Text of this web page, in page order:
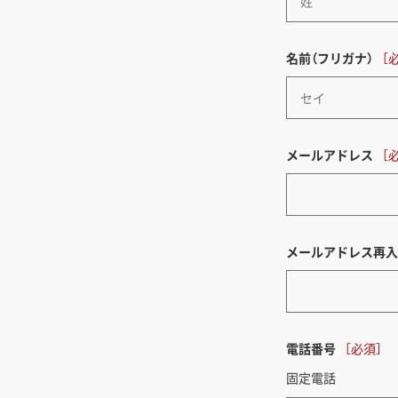
名前（フリガナ）
メールアドレス
メールアドレス再
電話番号
固定電話